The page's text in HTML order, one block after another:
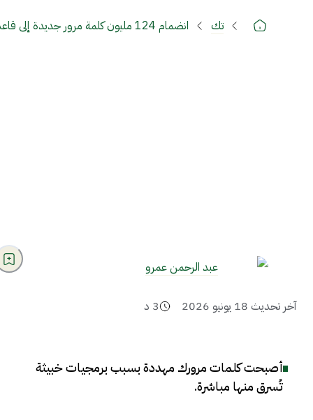
تك انضمام 124 مليون كلمة مرور جديدة إلى قاعدة بيانات الاختراقات هل بياناتك في خطر؟
عبد الرحمن عمرو
آخر تحديث 18 يونيو 2026 3 د
أصبحت كلمات مرورك مهددة بسبب برمجيات خبيثة
تُسرق منها مباشرة.